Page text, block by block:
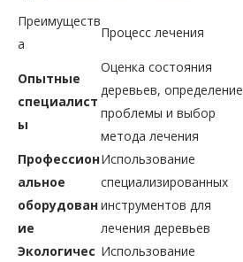
Преимуществ
а
Процесс лечения
Опытные
специалист
ы
Оценка состояния
деревьев, определение
проблемы и выбор
метода лечения
Профессион
альное
оборудован
ие
Использование
специализированных
инструментов для
лечения деревьев
Экологичес Использование